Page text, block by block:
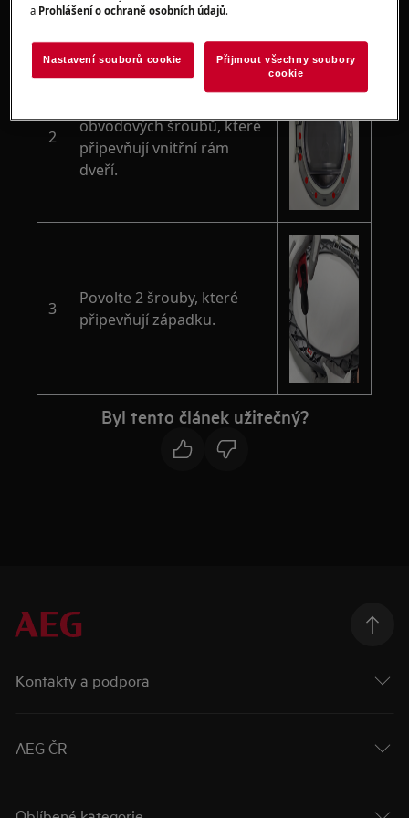
2
obvodových šroubů, které
připevňují vnitřní rám
dveří.
3
Povolte 2 šrouby, které
připevňují západku.
Byl tento článek užitečný?
Kontakty a podpora
AEG ČR
a Prohlášení o ochraně osobních údajů.
Nastavení souborů cookie
Přijmout všechny soubory
cookie